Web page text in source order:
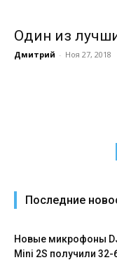
Один из
Дмитрий - Ноя 27, 2018
Последние
Новые микрофоны
Mini 2S получили 32-